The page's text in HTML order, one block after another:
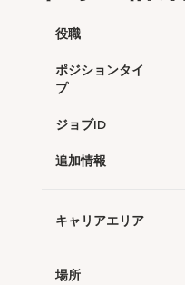
役職
ポジションタイ
プ
ジョブID
追加情報
キャリアエリア
場所